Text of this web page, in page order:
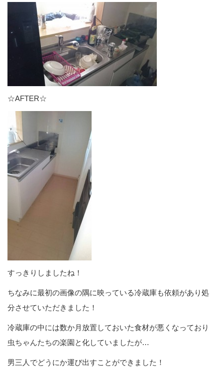
☆AFTER☆
すっきりしましたね！
ちなみに最初の画像の隅に映っている冷蔵庫も依頼があり処
分させていただきました！
冷蔵庫の中には数か月放置しておいた食材が悪くなっており
虫ちゃんたちの楽園と化していましたが…
男三人でどうにか運び出すことができました！